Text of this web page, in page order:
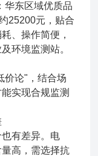
华东区域优质品
25200元，贴合
、操作简便，
环境监测站。
价论"，结合场
实现合规监测
有差异。电
高，需选择抗